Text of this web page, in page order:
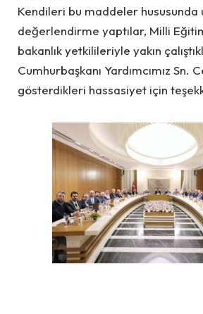
Kendileri bu maddeler hususunda
değerlendirme yaptılar, Milli
bakanlık yetkilileriyle yakın
Cumhurbaşkanı Yardımcımız Sn.
gösterdikleri hassasiyet için